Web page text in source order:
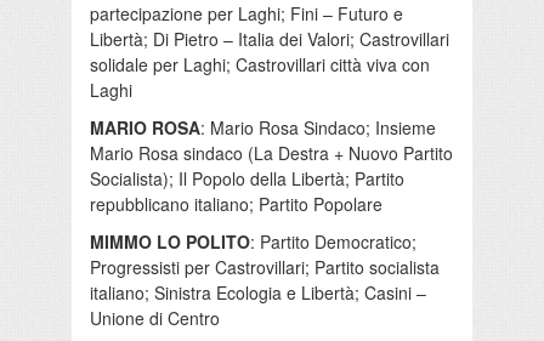
partecipazione per Laghi; Fini – Futuro e
Libertà; Di Pietro – Italia dei Valori; Castrovillari
solidale per Laghi; Castrovillari città viva con
Laghi
MARIO ROSA: Mario Rosa Sindaco; Insieme
Mario Rosa sindaco (La Destra + Nuovo Partito
Socialista); Il Popolo della Libertà; Partito
repubblicano italiano; Partito Popolare
MIMMO LO POLITO: Partito Democratico;
Progressisti per Castrovillari; Partito socialista
italiano; Sinistra Ecologia e Libertà; Casini –
Unione di Centro